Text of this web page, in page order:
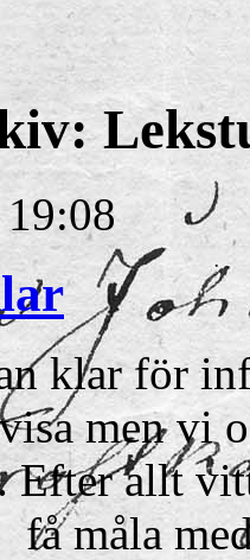
klar för
men vi
Efter allt
få måla